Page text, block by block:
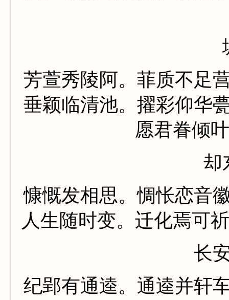
芳萱秀陵阿。菲质不足
垂颖临清池。擢彩仰华
愿君眷倾
却
慷慨发相思。惆怅恋音
人生随时变。迁化焉可
长
纪郢有通逵。通逵并轩